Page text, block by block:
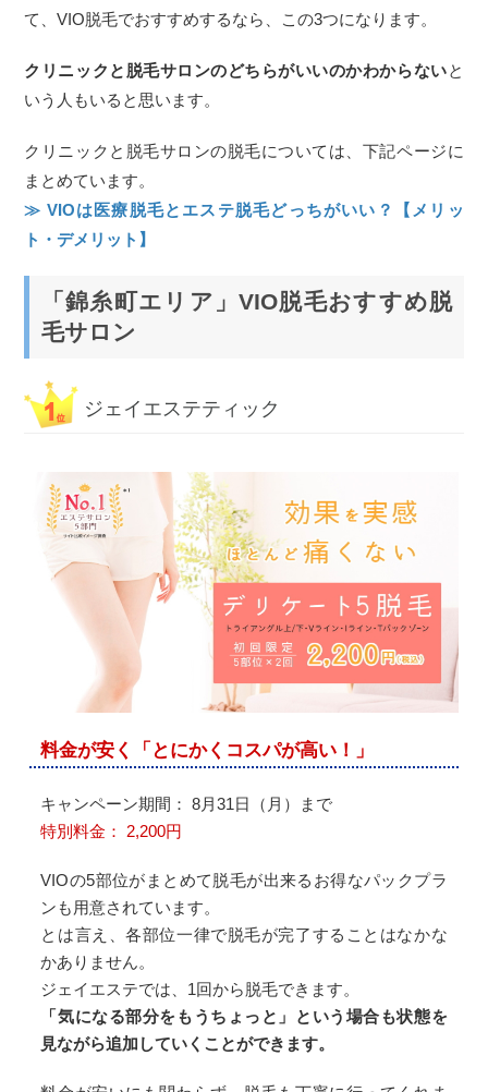
て、VIO脱毛でおすすめするなら、この3つになります。
クリニックと脱毛サロンのどちらがいいのかわからないと
いう人もいると思います。
クリニックと脱毛サロンの脱毛については、下記ページに
まとめています。
≫ VIOは医療脱毛とエステ脱毛どっちがいい？【メリッ
ト・デメリット】
「錦糸町エリア」VIO脱毛おすすめ脱
毛サロン
ジェイエステティック
料金が安く「とにかくコスパが高い！」
キャンペーン期間： 8月31日（月）まで
特別料金： 2,200円
VIOの5部位がまとめて脱毛が出来るお得なパックプラ
ンも用意されています。
とは言え、各部位一律で脱毛が完了することはなかな
かありません。
ジェイエステでは、1回から脱毛できます。
「気になる部分をもうちょっと」という場合も状態を
見ながら追加していくことができます。